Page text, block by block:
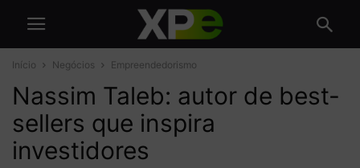
Início Negócios Empreendedorismo
Nassim Taleb: autor de best-
sellers que inspira
investidores